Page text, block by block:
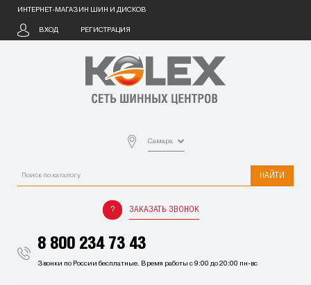
ИНТЕРНЕТ-МАГАЗИН ШИН И ДИСКОВ
ВХОД РЕГИСТРАЦИЯ
Самара
НАЙТИ
ЗАКАЗАТЬ ЗВОНОК
8 800 234 73 43
Звонки по России бесплатные. Время работы с 9:00 до 20:00 пн-вс